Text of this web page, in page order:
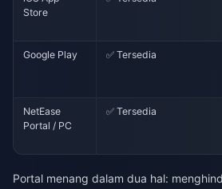
Store
Google Play ✅ Tersedia
NetEase
Portal / PC
✅ Tersedia
Portal menang dalam dua hal: